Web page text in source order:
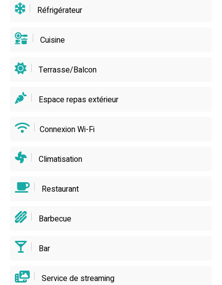
Réfrigérateur
Cuisine
Terrasse/Balcon
Espace repas extérieur
Connexion Wi-Fi
Climatisation
Restaurant
Barbecue
Bar
Service de streaming